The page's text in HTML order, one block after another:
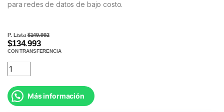
para redes de datos de bajo costo.
P. Lista$149.992
$134.993
CON TRANSFERENCIA
Más información